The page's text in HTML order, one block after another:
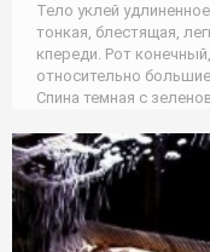
Тело уклей
тонкая, блестящая,
кпереди. Рот
относительно
Спина темная с